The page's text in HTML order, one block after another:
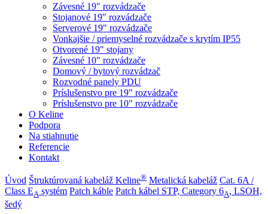
Závesné 19" rozvádzače
Stojanové 19" rozvádzače
Serverové 19" rozvádzače
Vonkajšie / priemyselné rozvádzače s krytím IP55
Otvorené 19" stojany
Závesné 10" rozvádzače
Domový / bytový rozvádzač
Rozvodné panely PDU
Príslušenstvo pre 19" rozvádzače
Príslušenstvo pre 10" rozvádzače
O Keline
Podpora
Na stiahnutie
Referencie
Kontakt
Úvod Štruktúrovaná kabeláž Keline® Metalická kabeláž Cat. 6A /
Class EA systém Patch káble Patch kábel STP, Category 6A, LSOH,
šedý